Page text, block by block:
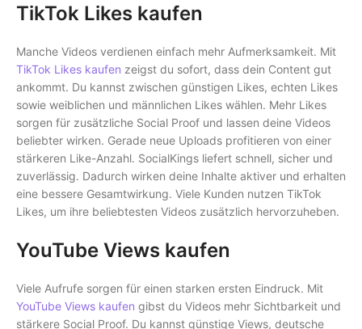
TikTok Likes kaufen
Manche Videos verdienen einfach mehr Aufmerksamkeit. Mit
TikTok Likes kaufen zeigst du sofort, dass dein Content gut
ankommt. Du kannst zwischen günstigen Likes, echten Likes
sowie weiblichen und männlichen Likes wählen. Mehr Likes
sorgen für zusätzliche Social Proof und lassen deine Videos
beliebter wirken. Gerade neue Uploads profitieren von einer
stärkeren Like-Anzahl. SocialKings liefert schnell, sicher und
zuverlässig. Dadurch wirken deine Inhalte aktiver und erhalten
eine bessere Gesamtwirkung. Viele Kunden nutzen TikTok
Likes, um ihre beliebtesten Videos zusätzlich hervorzuheben.
YouTube Views kaufen
Viele Aufrufe sorgen für einen starken ersten Eindruck. Mit
YouTube Views kaufen gibst du Videos mehr Sichtbarkeit und
stärkere Social Proof. Du kannst günstige Views, deutsche